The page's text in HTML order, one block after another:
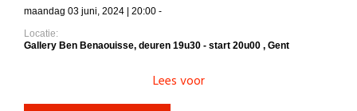
maandag 03 juni, 2024 | 20:00 -
Locatie:
Gallery Ben Benaouisse, deuren 19u30 - start 20u00 , Gent
Lees voor